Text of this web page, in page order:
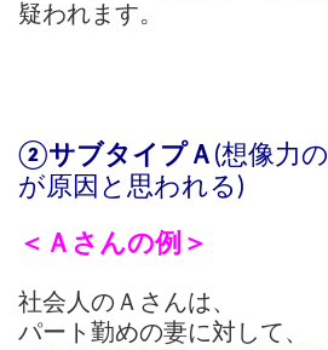
疑われます。
②サブタイプＡ (想像力
が原因と思われる)
＜Ａさんの例＞
社会人のＡさんは、
パート勤めの妻に対して、